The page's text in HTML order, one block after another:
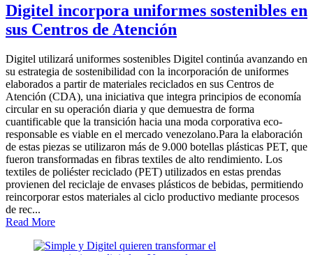
Digitel incorpora uniformes sostenibles en
sus Centros de Atención
Digitel utilizará uniformes sostenibles Digitel continúa avanzando en
su estrategia de sostenibilidad con la incorporación de uniformes
elaborados a partir de materiales reciclados en sus Centros de
Atención (CDA), una iniciativa que integra principios de economía
circular en su operación diaria y que demuestra de forma
cuantificable que la transición hacia una moda corporativa eco-
responsable es viable en el mercado venezolano.Para la elaboración
de estas piezas se utilizaron más de 9.000 botellas plásticas PET, que
fueron transformadas en fibras textiles de alto rendimiento. Los
textiles de poliéster reciclado (PET) utilizados en estas prendas
provienen del reciclaje de envases plásticos de bebidas, permitiendo
reincorporar estos materiales al ciclo productivo mediante procesos
de rec...
Read More